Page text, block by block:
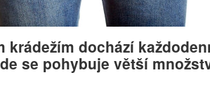
krádežím dochází
se pohybuje větší